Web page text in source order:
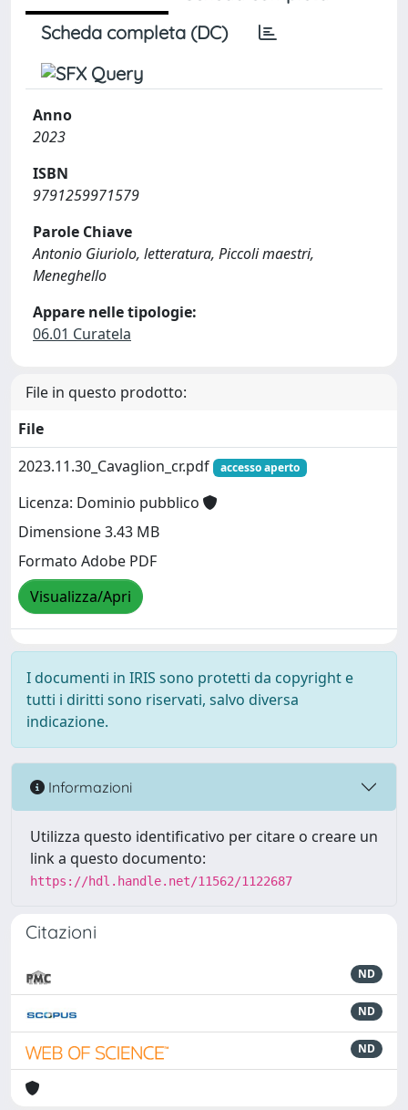
Scheda completa (DC)
Anno
2023
ISBN
9791259971579
Parole Chiave
Antonio Giuriolo, letteratura, Piccoli maestri,
Meneghello
Appare nelle tipologie:
06.01 Curatela
File in questo prodotto:
File
2023.11.30_Cavaglion_cr.pdf
accesso aperto
Licenza: Dominio pubblico
Dimensione 3.43 MB
Formato Adobe PDF
Visualizza/Apri
I documenti in IRIS sono protetti da copyright e
tutti i diritti sono riservati, salvo diversa
indicazione.
Informazioni
Utilizza questo identificativo per citare o creare un
link a questo documento:
https://hdl.handle.net/11562/1122687
Citazioni
ND
ND
ND